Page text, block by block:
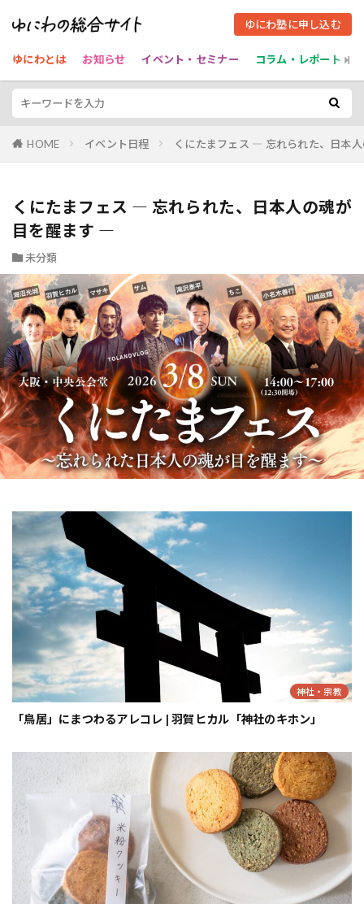
ゆにわ塾に申し込む
ゆにわとは お知らせ イベント・セミナー コラム・レポート
HOME イベント日程 くにたまフェス ― 忘れられた、日本
くにたまフェス ― 忘れられた、日本人の魂が
目を醒ます ―
未分類
神社・宗教
「鳥居」にまつわるアレコレ | 羽賀ヒカル「神社のキホン」